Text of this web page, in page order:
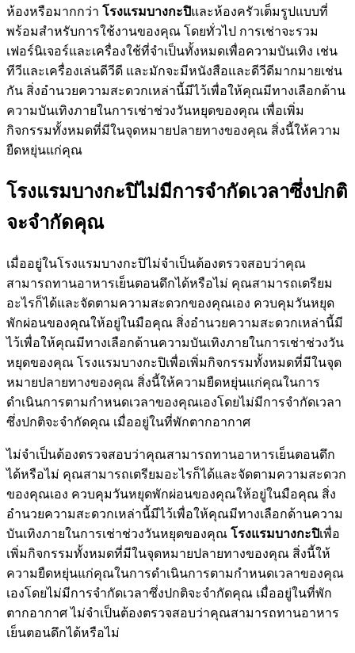
ห้องหรือมากกว่า โรงแรมบางกะปิและห้องครัวเต็มรูปแบบที่
พร้อมสำหรับการใช้งานของคุณ โดยทั่วไป การเช่าจะรวม
เฟอร์นิเจอร์และเครื่องใช้ที่จำเป็นทั้งหมดเพื่อความบันเทิง เช่น
ทีวีและเครื่องเล่นดีวีดี และมักจะมีหนังสือและดีวีดีมากมายเช่น
กัน สิ่งอำนวยความสะดวกเหล่านี้มีไว้เพื่อให้คุณมีทางเลือกด้าน
ความบันเทิงภายในการเช่าช่วงวันหยุดของคุณ เพื่อเพิ่ม
กิจกรรมทั้งหมดที่มีในจุดหมายปลายทางของคุณ สิ่งนี้ให้ความ
ยืดหยุ่นแก่คุณ
โรงแรมบางกะปิไม่มีการจำกัดเวลาซึ่งปกติ
จะจำกัดคุณ
เมื่ออยู่ในโรงแรมบางกะปิไม่จำเป็นต้องตรวจสอบว่าคุณ
สามารถทานอาหารเย็นตอนดึกได้หรือไม่ คุณสามารถเตรียม
อะไรก็ได้และจัดตามความสะดวกของคุณเอง ควบคุมวันหยุด
พักผ่อนของคุณให้อยู่ในมือคุณ สิ่งอำนวยความสะดวกเหล่านี้มี
ไว้เพื่อให้คุณมีทางเลือกด้านความบันเทิงภายในการเช่าช่วงวัน
หยุดของคุณ โรงแรมบางกะปิเพื่อเพิ่มกิจกรรมทั้งหมดที่มีในจุด
หมายปลายทางของคุณ สิ่งนี้ให้ความยืดหยุ่นแก่คุณในการ
ดำเนินการตามกำหนดเวลาของคุณเองโดยไม่มีการจำกัดเวลา
ซึ่งปกติจะจำกัดคุณ เมื่ออยู่ในที่พักตากอากาศ
ไม่จำเป็นต้องตรวจสอบว่าคุณสามารถทานอาหารเย็นตอนดึก
ได้หรือไม่ คุณสามารถเตรียมอะไรก็ได้และจัดตามความสะดวก
ของคุณเอง ควบคุมวันหยุดพักผ่อนของคุณให้อยู่ในมือคุณ สิ่ง
อำนวยความสะดวกเหล่านี้มีไว้เพื่อให้คุณมีทางเลือกด้านความ
บันเทิงภายในการเช่าช่วงวันหยุดของคุณ โรงแรมบางกะปิเพื่อ
เพิ่มกิจกรรมทั้งหมดที่มีในจุดหมายปลายทางของคุณ สิ่งนี้ให้
ความยืดหยุ่นแก่คุณในการดำเนินการตามกำหนดเวลาของคุณ
เองโดยไม่มีการจำกัดเวลาซึ่งปกติจะจำกัดคุณ เมื่ออยู่ในที่พัก
ตากอากาศ ไม่จำเป็นต้องตรวจสอบว่าคุณสามารถทานอาหาร
เย็นตอนดึกได้หรือไม่